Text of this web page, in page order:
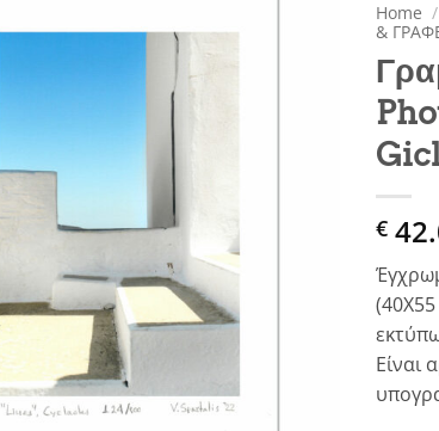
Home /
&
€
Είναι